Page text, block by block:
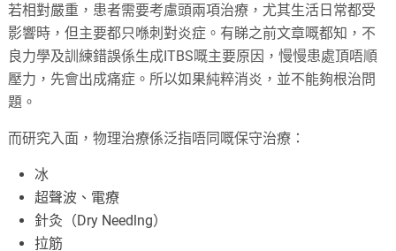
若相對嚴重，患者需要考慮頭兩項治療，尤其生活日常都受
影響時，但主要都只喺刺對炎症。有睇之前文章嘅都知，不
良力學及訓練錯誤係生成ITBS嘅主要原因，慢慢患處頂唔順
壓力，先會出成痛症。所以如果純粹消炎，並不能夠根治問
題。
而研究入面，物理治療係泛指唔同嘅保守治療：
冰
超聲波、電療
針灸（Dry Needlng）
拉筋